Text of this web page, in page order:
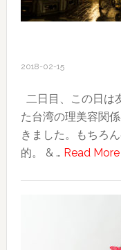
2018-02-15
二日目、この日は
た台湾の理美容関
きました。もちろ
的。 & … Read More